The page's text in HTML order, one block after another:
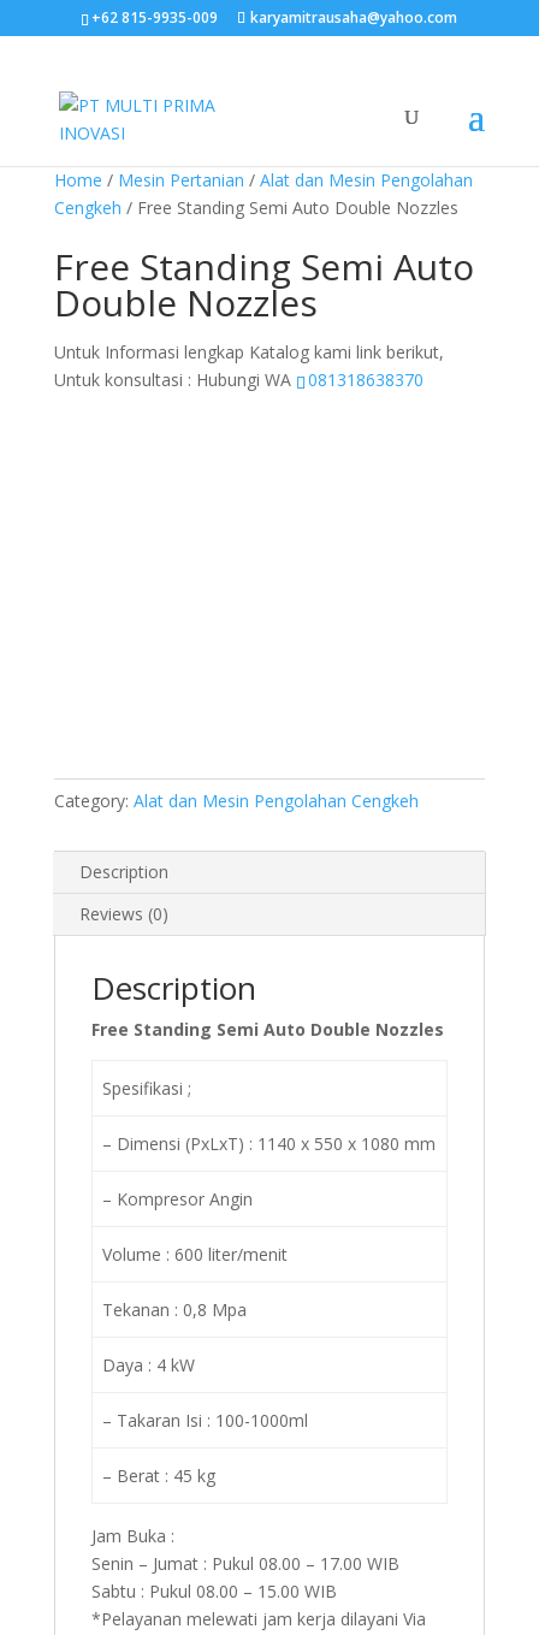
+62 815-9935-009 karyamitrausaha@yahoo.com
Home / Mesin Pertanian / Alat dan Mesin Pengolahan
Cengkeh / Free Standing Semi Auto Double Nozzles
Free Standing Semi Auto
Double Nozzles
Untuk Informasi lengkap Katalog kami link berikut,
Untuk konsultasi : Hubungi WA
081318638370
Category: Alat dan Mesin Pengolahan Cengkeh
Description
Reviews (0)
Description
Free Standing Semi Auto Double Nozzles
Spesifikasi ;
– Dimensi (PxLxT) : 1140 x 550 x 1080 mm
– Kompresor Angin
Volume : 600 liter/menit
Tekanan : 0,8 Mpa
Daya : 4 kW
– Takaran Isi : 100-1000ml
– Berat : 45 kg
Jam Buka :
Senin – Jumat : Pukul 08.00 – 17.00 WIB
Sabtu : Pukul 08.00 – 15.00 WIB
*Pelayanan melewati jam kerja dilayani Via